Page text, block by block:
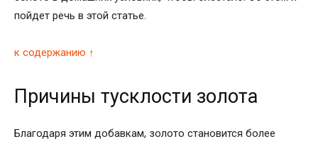
пойдет речь в этой статье.
к содержанию ↑
Причины тусклости золота
Благодаря этим добавкам, золото становится более